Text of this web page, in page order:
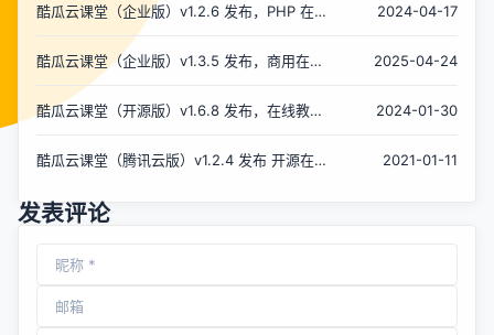
酷瓜云课堂（企业版）v1.2.6 发布，PHP 在线
2024-04-17
酷瓜云课堂（企业版）v1.3.5 发布，商用在线
教育系统
2025-04-24
酷瓜云课堂（开源版）v1.6.8 发布，在线教育
2024-01-30
酷瓜云课堂（腾讯云版）v1.2.4 发布 开源在线
2021-01-11
发表评论